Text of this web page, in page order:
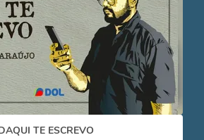
TE ESCREVO